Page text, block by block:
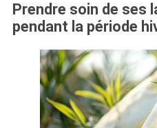
Prendre soin de ses
pendant la période